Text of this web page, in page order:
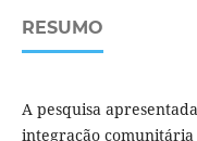
RESUMO
A pesquisa
integração comunitária